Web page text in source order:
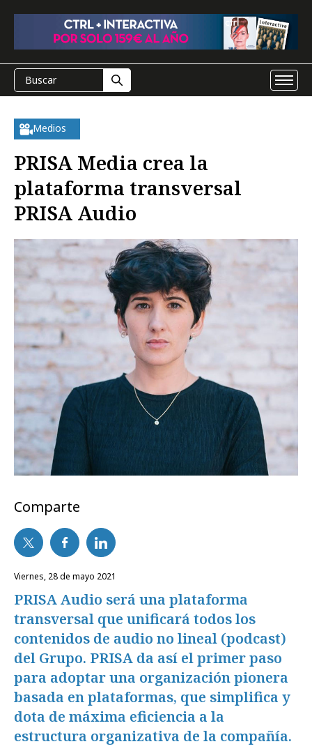
Medios
PRISA Media crea la
plataforma transversal
PRISA Audio
Comparte
viernes, 28 de mayo 2021
PRISA Audio será una plataforma
transversal que unificará todos los
contenidos de audio no lineal (podcast)
del Grupo. PRISA da así el primer paso
para adoptar una organización pionera
basada en plataformas, que simplifica y
dota de máxima eficiencia a la
estructura organizativa de la compañía.